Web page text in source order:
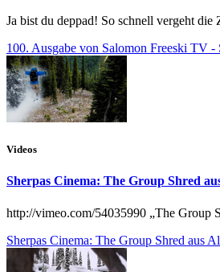
Ja bist du deppad! So schnell vergeht
100. Ausgabe von Salomon Freeski TV -
Videos
Sherpas Cinema: The Group Shred
http://vimeo.com/54035990 „The Group
Sherpas Cinema: The Group Shred aus